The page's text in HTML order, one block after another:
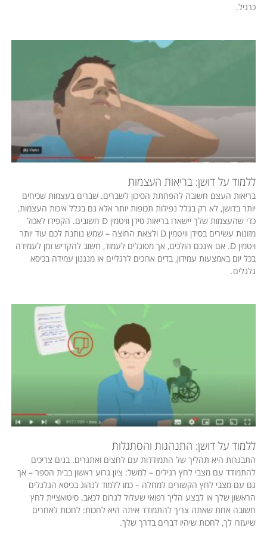
כרגיל.
ללמוד על דושן: בריאות העצמות
בריאות העצם חשובה להפחתת הסיכון לשברים. שברים בעצמות שכיחים
יותר בדושן, לא רק בגלל נפילות תכופות יותר אלא גם בגלל איכות העצמות.
כדי שהעצמות שלך יישארו בריאות סידן וויטמין D חשובים. הקפידו לאכול
מזונות עשירים בסידן וויטמין D ולצאת החוצה – שמש נותנת לכם עוד יותר
ויטמין D. אם אינכם הולכים, אך מסוגלים לעמוד, חשוב להקדיש זמן לעמידה
בכל יום באמצעות עמידון, בדים ארוכים לרגליים או מנגנון עמידה בכיסא
גלגלים.
ללמוד על דושן: התנהגות והסתגלות
התבגרות היא תהליך של התמודדות עם לחצים ואתגרים. בנים צריכים
להתמודד עם מצבי לחץ רגילים – למשל: ציון גרוע ראשון בבית הספר – אך
גם עם מצבי לחץ הקשורים למחלה – כמו ללמוד לנהוג בכיסא הגלגלים
הראשון שלך או לבצע הליך רפואי שעלול לגרום לכאב. סיטואציית לחץ
חשובה אחת שאתה צריך להתמודד איתה היא לחכות: לחכות לאחרים
שיעזרו לך, לחכות שיהיו דברים בדרך שלך.